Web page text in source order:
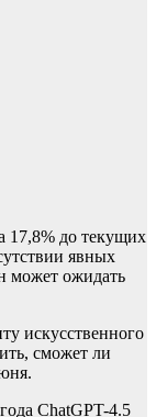
17,8% до текущих
явных
может ожидать
искусственного
сможет ли
ChatGPT-4.5